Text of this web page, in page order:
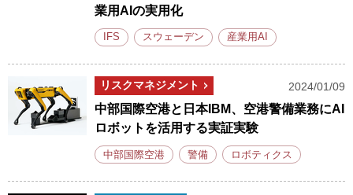
業用AIの実用化
IFS スウェーデン 産業用AI
リスクマネジメント 2024/01/09
中部国際空港と日本IBM、空港警備業務にAI
ロボットを活用する実証実験
中部国際空港 警備 ロボティクス